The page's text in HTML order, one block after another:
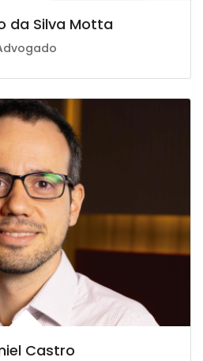
da Silva Motta
Castro